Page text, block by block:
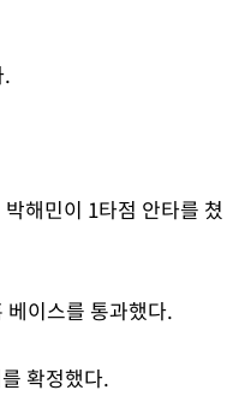
.
해민이 1타점 안타를 쳤
베이스를 통과했다.
확정했다.